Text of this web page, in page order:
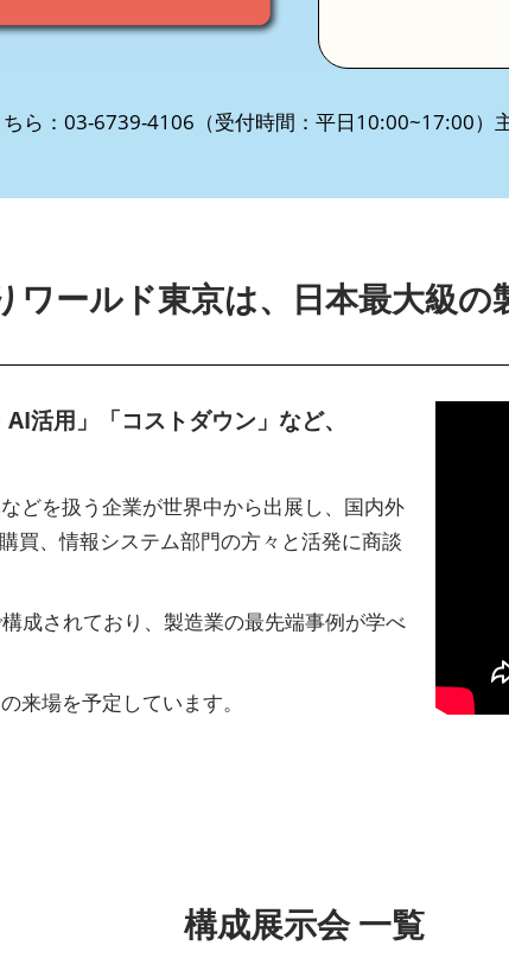
ら：03-6739-4106（受付時間：平日10:00~17:00）
ワールド東京は、日本最大級の
活用」「コストダウン」など、
どを扱う企業が世界中から出展し、国内外
買、情報システム部門の方々と活発に商談
成されており、製造業の最先端事例が学べ
来場を予定しています。
構成展示会 一覧